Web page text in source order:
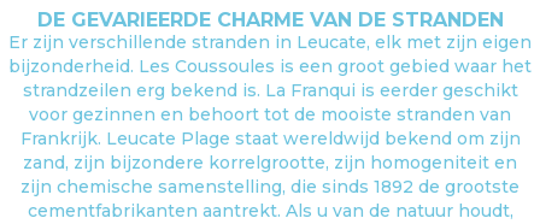
DE GEVARIEERDE CHARME VAN DE STRANDEN
Er zijn verschillende stranden in Leucate, elk met zijn eigen
bijzonderheid. Les Coussoules is een groot gebied waar het
strandzeilen erg bekend is. La Franqui is eerder geschikt
voor gezinnen en behoort tot de mooiste stranden van
Frankrijk. Leucate Plage staat wereldwijd bekend om zijn
zand, zijn bijzondere korrelgrootte, zijn homogeniteit en
zijn chemische samenstelling, die sinds 1892 de grootste
cementfabrikanten aantrekt. Als u van de natuur houdt,